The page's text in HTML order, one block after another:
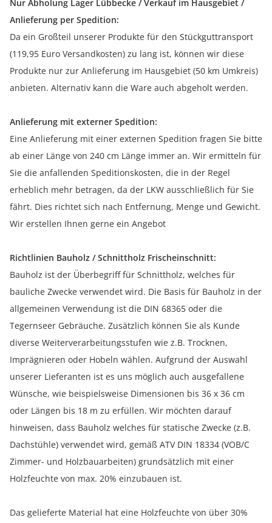
Nur Abholung Lager Lübbecke / Verkauf im Hausgebiet /
Anlieferung per Spedition:
Da ein Großteil unserer Produkte für den Stückguttransport
(119,95 Euro Versandkosten) zu lang ist, können wir diese
Produkte nur zur Anlieferung im Hausgebiet (50 km Umkreis)
anbieten. Alternativ kann die Ware auch abgeholt werden.
Anlieferung mit externer Spedition:
Eine Anlieferung mit einer externen Spedition fragen Sie bitte
ab einer Länge von 240 cm Länge immer an. Wir ermitteln für
Sie die anfallenden Speditionskosten, die in der Regel
erheblich mehr betragen, da der LKW ausschließlich für Sie
fährt. Dies richtet sich nach Entfernung, Menge und Gewicht.
Wir erstellen Ihnen gerne ein Angebot
Richtlinien Bauholz / Schnittholz Frischeinschnitt:
Bauholz ist der Überbegriff für Schnittholz, welches für
bauliche Zwecke verwendet wird. Die Basis für Bauholz in der
allgemeinen Verwendung ist die DIN 68365 oder die
Tegernseer Gebräuche. Zusätzlich können Sie als Kunde
diverse Weiterverarbeitungsstufen wie z.B. Trocknen,
Imprägnieren oder Hobeln wählen. Aufgrund der Auswahl
unserer Lieferanten ist es uns möglich auch ausgefallene
Wünsche, wie beispielsweise Dimensionen bis 36 x 36 cm
oder Längen bis 18 m zu erfüllen. Wir möchten darauf
hinweisen, dass Bauholz welches für statische Zwecke (z.B.
Dachstühle) verwendet wird, gemäß ATV DIN 18334 (VOB/C
Zimmer- und Holzbauarbeiten) grundsätzlich mit einer
Holzfeuchte von max. 20% einzubauen ist.
Das gelieferte Material hat eine Holzfeuchte von über 30%